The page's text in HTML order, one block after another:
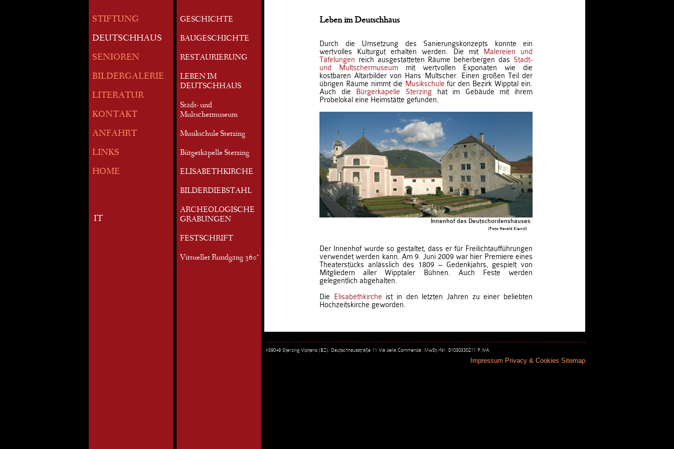
STIFTUNG
DEUTSCHHAUS
SENIOREN
BILDERGALERIE
LITERATUR
KONTAKT
ANFAHRT
LINKS
HOME
IT
GESCHICHTE
BAUGESCHICHTE
RESTAURIERUNG
LEBEN IM
DEUTSCHHAUS
Stadt- und
Multschermuseum
Musikschule Sterzing
Bürgerkapelle Sterzing
ELISABETHKIRCHE
BILDERDIEBSTAHL
ARCHEOLOGISCHE
GRABUNGEN
FESTSCHRIFT
Virtueller Rundgang 360°
Leben im Deutschhaus
Durch die Umsetzung des Sanierungskonzepts konnte ein
wertvolles Kulturgut erhalten werden. Die mit Malereien und
Täfelungen reich ausgestatteten Räume beherbergen das Stadt-
und Multschermuseummit wertvollen Exponaten wie die
kostbaren Altarbilder von Hans Multscher. Einen großen Teil der
übrigen Räume nimmt die Musikschule für den Bezirk Wipptal ein.
Auch die Bürgerkapelle Sterzinghat im Gebäude mit ihrem
Probelokal eine Heimstätte gefunden.
Innenhof des Deutschordenshauses mit Elisabethkirche
(Foto Harald Kienzl)
Der Innenhof wurde so gestaltet, dass er für Freilichtaufführungen
verwendet werden kann. Am 9. Juni 2009 war hier Premiere eines
Theaterstücks anlässlich des 1809 – Gedenkjahrs, gespielt von
Mitgliedern aller Wipptaler Bühnen. Auch Feste werden
gelegentlich abgehalten.
Die Elisabethkirche ist in den letzten Jahren zu einer beliebten
Hochzeitskirche geworden.
I-39049 Sterzing Vipiteno (BZ), Deutschhausstraße 11 Via della Commenda, MwSt.-Nr. 81030330211 P.IVA
Impressum Privacy & Cookies Sitemap